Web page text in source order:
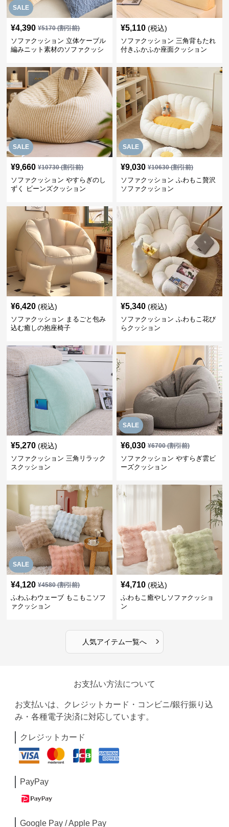
SALE
¥4,390 ¥5170(割引前)
ソファクッション 立体ケーブル
編みニット素材のソファクッシ
¥5,110 (税込)
ソファクッション 三角背もたれ
付きふかふか座面クッション
SALE
¥9,660 ¥10730(割引前)
ソファクッション やすらぎのし
ずく ビーンズクッション
SALE
¥9,030 ¥10630(割引前)
ソファクッション ふわもこ贅沢
ソファクッション
¥6,420 (税込)
ソファクッション まるごと包み
込む癒しの抱座椅子
¥5,340 (税込)
ソファクッション ふわもこ花び
らクッション
¥5,270 (税込)
ソファクッション 三角リラック
スクッション
SALE
¥6,030 ¥6700(割引前)
ソファクッション やすらぎ雲ビ
ーズクッション
SALE
¥4,120 ¥4580(割引前)
ふわふわウェーブ もこもこソフ
ァクッション
¥4,710 (税込)
ふわもこ癒やしソファクッショ
ン
人気アイテム一覧へ ›
お支払い方法について
お支払いは、クレジットカード・コンビニ/銀行振り込
み・各種電子決済に対応しています。
クレジットカード
PayPay
Google Pay / Apple Pay